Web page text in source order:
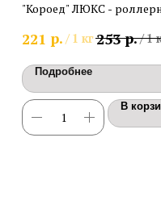
"Короед" ЛЮКС -
и внутренних работ с
221 р. / 1 кг253 р./1
Подробнее
В